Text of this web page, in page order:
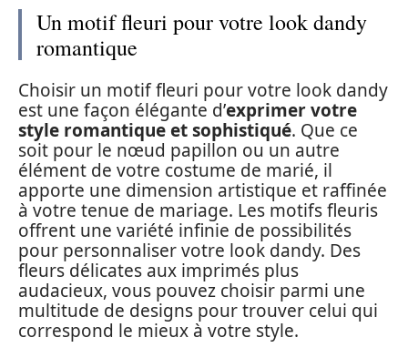
Un motif fleuri pour votre look dandy
romantique
Choisir un motif fleuri pour votre look dandy
est une façon élégante d’exprimer votre
style romantique et sophistiqué. Que ce
soit pour le nœud papillon ou un autre
élément de votre costume de marié, il
apporte une dimension artistique et raffinée
à votre tenue de mariage. Les motifs fleuris
offrent une variété infinie de possibilités
pour personnaliser votre look dandy. Des
fleurs délicates aux imprimés plus
audacieux, vous pouvez choisir parmi une
multitude de designs pour trouver celui qui
correspond le mieux à votre style.